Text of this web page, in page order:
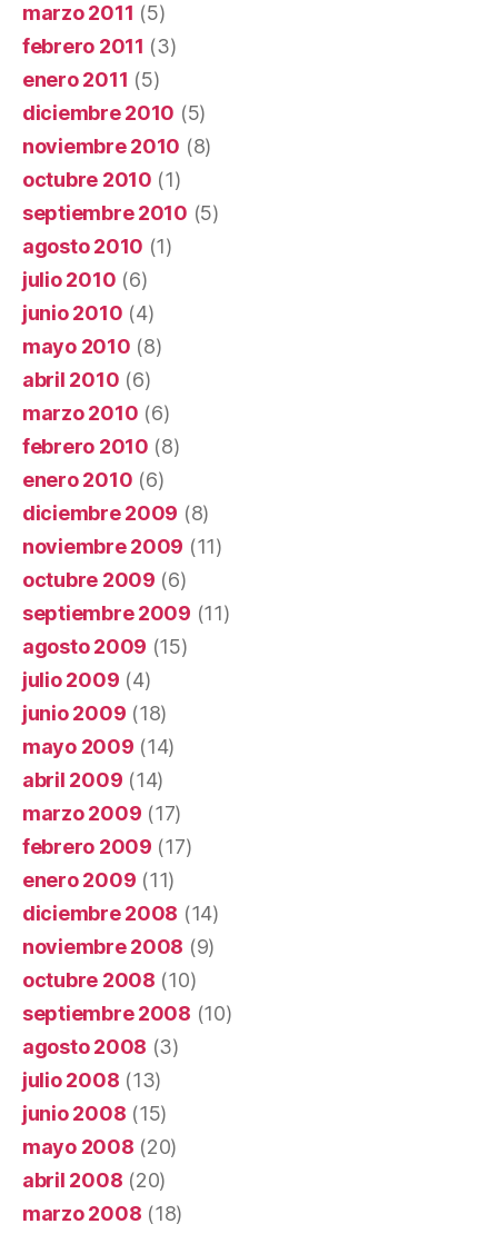
marzo 2011 (5)
febrero 2011 (3)
enero 2011 (5)
diciembre 2010 (5)
noviembre 2010 (8)
octubre 2010 (1)
septiembre 2010 (5)
agosto 2010 (1)
julio 2010 (6)
junio 2010 (4)
mayo 2010 (8)
abril 2010 (6)
marzo 2010 (6)
febrero 2010 (8)
enero 2010 (6)
diciembre 2009 (8)
noviembre 2009 (11)
octubre 2009 (6)
septiembre 2009 (11)
agosto 2009 (15)
julio 2009 (4)
junio 2009 (18)
mayo 2009 (14)
abril 2009 (14)
marzo 2009 (17)
febrero 2009 (17)
enero 2009 (11)
diciembre 2008 (14)
noviembre 2008 (9)
octubre 2008 (10)
septiembre 2008 (10)
agosto 2008 (3)
julio 2008 (13)
junio 2008 (15)
mayo 2008 (20)
abril 2008 (20)
marzo 2008 (18)